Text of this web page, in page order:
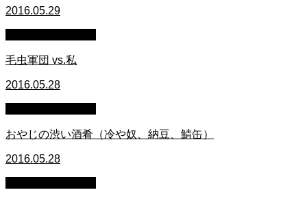
2016.05.29
毛虫軍団 vs.私
2016.05.28
おやじの渋い酒肴（冷や奴、納豆、鯖缶）
2016.05.28